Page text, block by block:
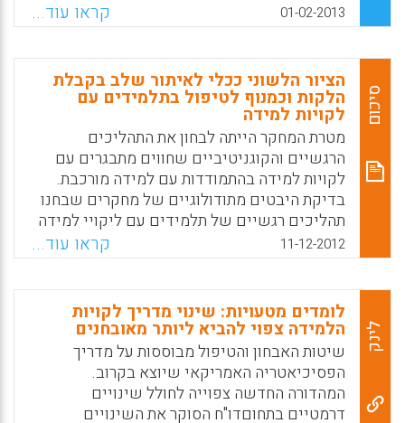
Spiel, Christiane; Schmitz, Bernhard, 2013).
WhatsApp
Facebook
Email
X
01-02-2013 קראו עוד...
סיכום
הציור הלשוני ככלי לאיתור שלב בקבלת
הלקות וכמנוף לטיפול בתלמידים עם
לקויות למידה
מטרת המחקר הייתה לבחון את התהליכים
הרגשיים והקוגניטיביים שחווים מתבגרים עם
לקויות למידה בהתמודדות עם למידה מורכבת.
בדיקת היבטים מתודולוגיים של מחקרים שבחנו
תהליכים רגשיים של תלמידים עם ליקויי למידה
מצביעה כי מרביתם השתמשו בכלי מדידה
ישירים: שאלונים או ראיונות. גם אם היו אלה
ראיונות עומק, הגישה הייתה ישירה ובכך קשה
היה לעמוד על תחושות סמויות .( כפי שהן באות
לידי ביטוי ללא צנזורה של הנבדקים ( גבעון , ש. )
.
WhatsApp
Facebook
Email
X
11-12-2012 קראו עוד...
לינק
לומדים מטעויות: שינוי מדריך לקויות
הלמידה צפוי להביא ליותר מאובחנים
שיטות האבחון והטיפול מבוססות על מדריך
הפסיכיאטריה האמריקאי שיוצא בקרוב.
המהדורה החדשה צפוייה לחולל שינויים
דרמטיים בתחוםדו"ח הסוקר את השינויים